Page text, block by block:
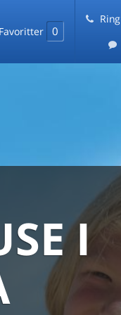
Favoritter 0
I
laveste pris
ét sted